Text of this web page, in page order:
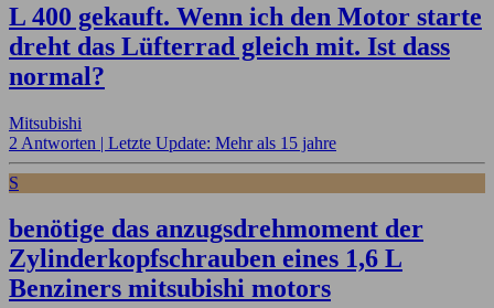
L 400 gekauft. Wenn ich den Motor starte
dreht das Lüfterrad gleich mit. Ist dass
normal?
Mitsubishi
2 Antworten | Letzte Update: Mehr als 15 jahre
S
benötige das anzugsdrehmoment der
Zylinderkopfschrauben eines 1,6 L
Benziners mitsubishi motors